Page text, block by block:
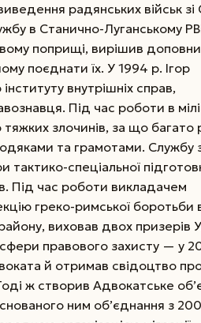
радянських військ зі
в Станично-Луганському
поприщі, вирішив
поєднати їх. У 1994 р. Ігор
внутрішніх справ,
Під час роботи в
злочинів, за що багато
та грамотами. Службу
спеціальної
Під час роботи викладачем
греко-римської боротьби
виховав двох призерів
правового захисту — у
й отримав свідоцтво
ж створив Адвокатське
ним об’єднання з